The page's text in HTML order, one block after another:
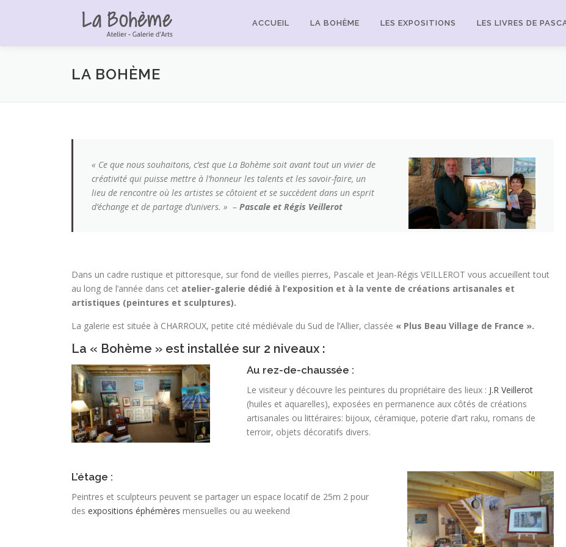
ACCUEIL LA BOHÈME LES EXPOSITIONS LES LIVRES DE
LA BOHÈME
« Ce que nous souhaitons, c’est que La Bohème soit avant tout un vivier de
créativité qui puisse mettre à l’honneur les talents et les savoir-faire, un
lieu de rencontre où les artistes se côtoient et se succèdent dans un esprit
d’échange et de partage d’univers. » – Pascale et Régis Veillerot
Dans un cadre rustique et pittoresque, sur fond de vieilles pierres, Pascale et Jean-Régis VEILLEROT vous accueillent tout
au long de l’année dans cet atelier-galerie dédié à l’exposition et à la vente de créations artisanales et
artistiques (peintures et sculptures).
La galerie est située à CHARROUX, petite cité médiévale du Sud de l’Allier, classée « Plus Beau Village de France ».
La « Bohème » est installée sur 2 niveaux :
Au rez-de-chaussée :
Le visiteur y découvre les peintures du propriétaire des lieux : J.R Veillerot
(huiles et aquarelles), exposées en permanence aux côtés de créations
artisanales ou littéraires: bijoux, céramique, poterie d’art raku, romans de
terroir, objets décoratifs divers.
L’étage :
Peintres et sculpteurs peuvent se partager un espace locatif de 25m 2 pour
des expositions éphémères mensuelles ou au weekend